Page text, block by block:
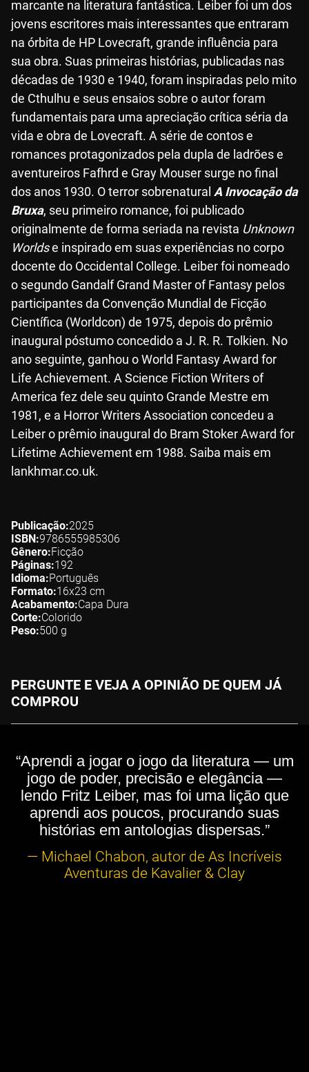
marcante na literatura fantástica. Leiber foi um dos
jovens escritores mais interessantes que entraram
na órbita de HP Lovecraft, grande influência para
sua obra. Suas primeiras histórias, publicadas nas
décadas de 1930 e 1940, foram inspiradas pelo mito
de Cthulhu e seus ensaios sobre o autor foram
fundamentais para uma apreciação crítica séria da
vida e obra de Lovecraft. A série de contos e
romances protagonizados pela dupla de ladrões e
aventureiros Fafhrd e Gray Mouser surge no final
dos anos 1930. O terror sobrenatural A Invocação da
Bruxa, seu primeiro romance, foi publicado
originalmente de forma seriada na revista Unknown
Worldse inspirado em suas experiências no corpo
docente do Occidental College. Leiber foi nomeado
o segundo Gandalf Grand Master of Fantasy pelos
participantes da Convenção Mundial de Ficção
Científica (Worldcon) de 1975, depois do prêmio
inaugural póstumo concedido a J. R. R. Tolkien. No
ano seguinte, ganhou o World Fantasy Award for
Life Achievement. A Science Fiction Writers of
America fez dele seu quinto Grande Mestre em
1981, e a Horror Writers Association concedeu a
Leiber o prêmio inaugural do Bram Stoker Award for
Lifetime Achievement em 1988. Saiba mais em
lankhmar.co.uk.
Publicação 2025
ISBN 9786555985306
Gênero Ficção
Páginas 192
Idioma Português
Formato 16x23 cm
Acabamento Capa Dura
Corte Colorido
Peso 500 g
PERGUNTE E VEJA A OPINIÃO DE QUEM JÁ
COMPROU
“Aprendi a jogar o jogo da literatura — um
jogo de poder, precisão e elegância —
lendo Fritz Leiber, mas foi uma lição que
aprendi aos poucos, procurando suas
histórias em antologias dispersas.”
— Michael Chabon, autor de As Incríveis
Aventuras de Kavalier & Clay